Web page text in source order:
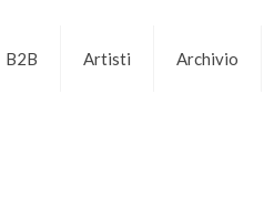
B2B Artisti Archivio